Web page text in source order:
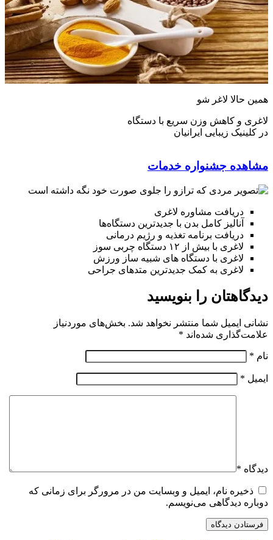
همین حالا لاغر شو
لاغری و کاهش وزن سریع با دستگاه
در کلینیک زیبایی ایرانیان
مشاهده جشنواره خدمات
دریافت مشاوره لاغری
آنالیز کامل بدن با جدیدترین دستگاه‌ها
دریافت برنامه تغذیه و رژیم درمانی
لاغری با بیش از ۱۲ دستگاه چربی سوز
لاغری با دستگاه های شبیه ساز ورزش
لاغری به کمک جدیدترین متدهای جراحی
دیدگاهتان را بنویسید
نشانی ایمیل شما منتشر نخواهد شد. بخش‌های موردنیاز
علامت‌گذاری شده‌اند *
نام *
ایمیل *
دیدگاه *
ذخیره نام، ایمیل و وبسایت من در مرورگر برای زمانی که
دوباره دیدگاهی می‌نویسم.